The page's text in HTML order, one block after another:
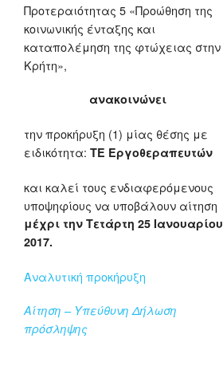
Προτεραιότητας 5 «Προώθηση της
κοινωνικής ένταξης και
καταπολέμηση της φτώχειας στην
Κρήτη»,
ανακοινώνει
την προκήρυξη (1) μίας θέσης με
ειδικότητα: ΤΕ Εργοθεραπευτών
και καλεί τους ενδιαφερόμενους
υποψηφίους να υποβάλουν αίτηση
μέχρι την Τετάρτη 25 Ιανουαρίου
2017.
Αναλυτική προκήρυξη
Αίτηση – Υπεύθυνη Δήλωση
πρόσληψης